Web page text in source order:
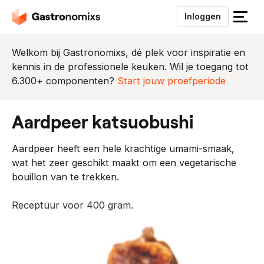
Inloggen
S
u
i
e
n
Welkom bij Gastronomixs, dé plek voor inspiratie en
kennis in de professionele keuken. Wil je toegang tot
6.300+ componenten? Start jouw proefperiode
aardpeer katsuobushi
Aardpeer heeft een hele krachtige umami-smaak,
wat het zeer geschikt maakt om een vegetarische
bouillon van te trekken.
Receptuur voor 400 gram.